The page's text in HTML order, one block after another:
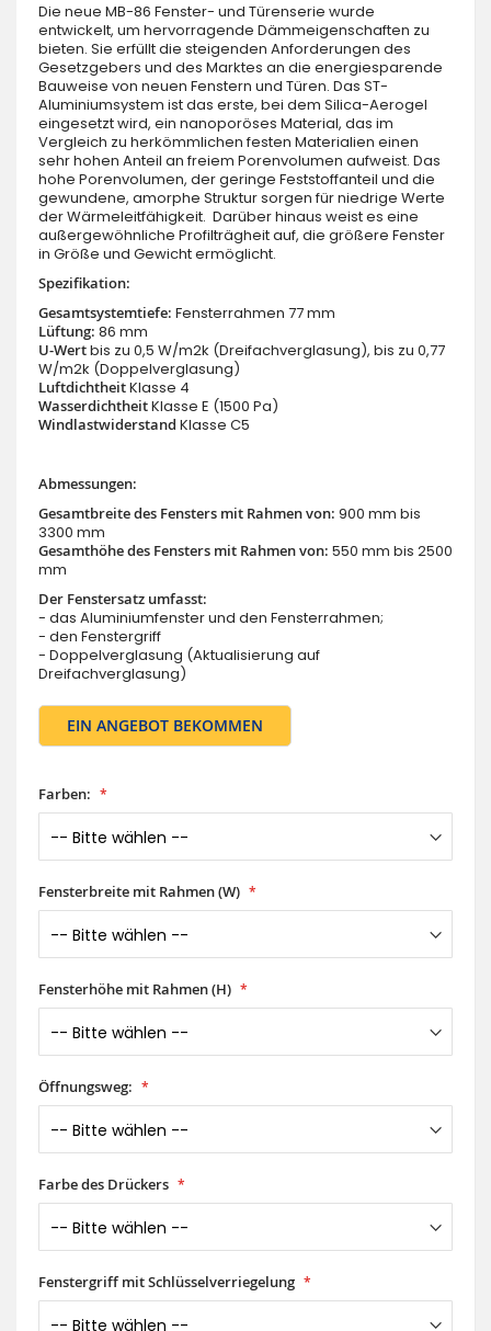
Die neue MB-86 Fenster- und Türenserie wurde
entwickelt, um hervorragende Dämmeigenschaften zu
bieten. Sie erfüllt die steigenden Anforderungen des
Gesetzgebers und des Marktes an die energiesparende
Bauweise von neuen Fenstern und Türen. Das ST-
Aluminiumsystem ist das erste, bei dem Silica-Aerogel
eingesetzt wird, ein nanoporöses Material, das im
Vergleich zu herkömmlichen festen Materialien einen
sehr hohen Anteil an freiem Porenvolumen aufweist. Das
hohe Porenvolumen, der geringe Feststoffanteil und die
gewundene, amorphe Struktur sorgen für niedrige Werte
der Wärmeleitfähigkeit. Darüber hinaus weist es eine
außergewöhnliche Profilträgheit auf, die größere Fenster
in Größe und Gewicht ermöglicht.
Spezifikation:
Gesamtsystemtiefe: Fensterrahmen 77 mm
Lüftung: 86 mm
U-Wertbis zu 0,5 W/m2k (Dreifachverglasung), bis zu 0,77
W/m2k (Doppelverglasung)
LuftdichtheitKlasse 4
WasserdichtheitKlasse E (1500 Pa)
Windlastwiderstand Klasse C5
Abmessungen:
Gesamtbreite des Fensters mit Rahmen von: 900 mm bis
3300 mm
Gesamthöhe des Fensters mit Rahmen von: 550 mm bis 2500
mm
Der Fenstersatz umfasst:
- das Aluminiumfenster und den Fensterrahmen;
- den Fenstergriff
- Doppelverglasung (Aktualisierung auf
Dreifachverglasung)
EIN ANGEBOT BEKOMMEN
Farben:
Fensterbreite mit Rahmen (W)
Fensterhöhe mit Rahmen (H)
Öffnungsweg:
Farbe des Drückers
Fenstergriff mit Schlüsselverriegelung